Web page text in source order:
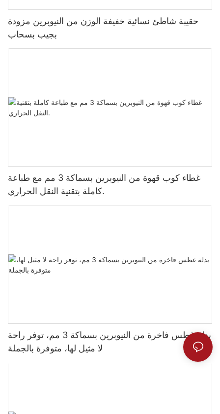
حقيبة شاطئ نسائية خفيفة الوزن من النيوبرين مزودة
بجيب بسحاب
غطاء كوب قهوة من النيوبرين بسماكة 3 مم مع طباعة
كاملة بتقنية النقل الحراري.
بدلة غطس فاخرة من النيوبرين بسماكة 3 مم، توفر راحة
لا مثيل لها، متوفرة بالجملة